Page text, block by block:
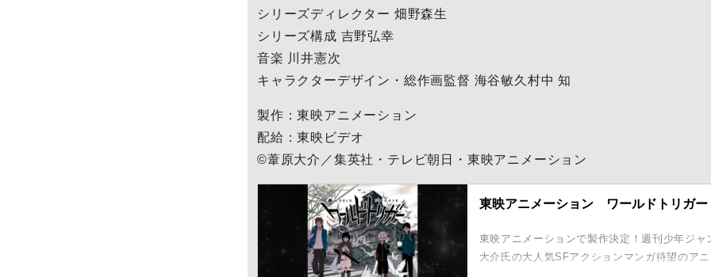
シリーズディレクター 畑野森生
シリーズ構成 吉野弘幸
音楽 川井憲次
キャラクターデザイン・総作画監督 海谷敏久村中 知
製作：東映アニメーション
配給：東映ビデオ
©葦原大介／集英社・テレビ朝日・東映アニメーション
東映アニメーション ワールドトリガー
東映アニメーションで製作決定！週刊少年ジャ
大介氏の大人気SFアクションマンガ待望のアニ